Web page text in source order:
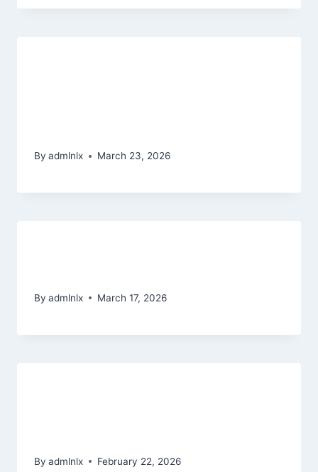
By admlnlx March 23, 2026
By admlnlx March 17, 2026
By admlnlx February 22, 2026